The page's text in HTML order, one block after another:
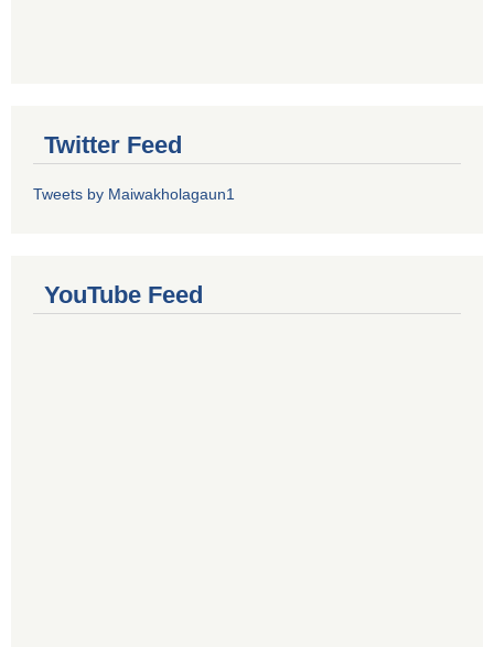
Twitter Feed
Tweets by Maiwakholagaun1
YouTube Feed